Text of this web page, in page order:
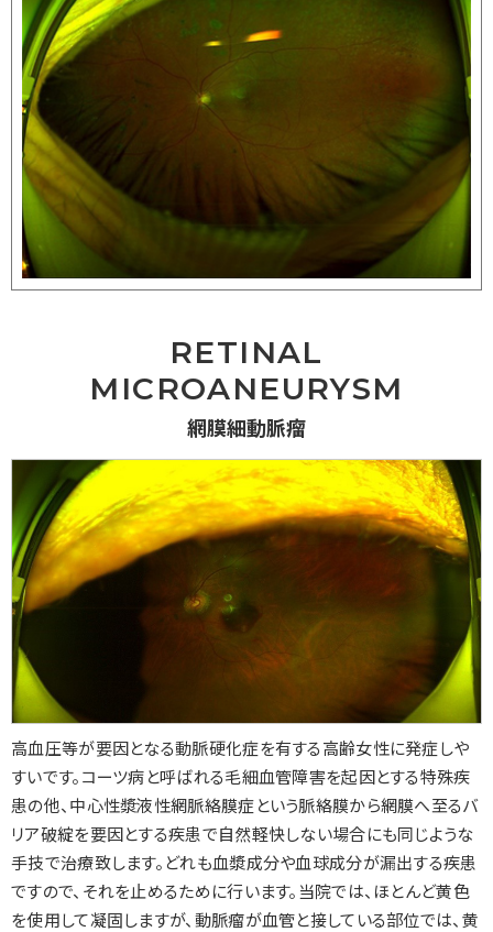
RETINAL
MICROANEURYSM
網膜細動脈瘤
高血圧等が要因となる動脈硬化症を有する高齢女性に発症しや
すいです。コーツ病と呼ばれる毛細血管障害を起因とする特殊疾
患の他、中心性漿液性網脈絡膜症という脈絡膜から網膜へ至るバ
リア破綻を要因とする疾患で自然軽快しない場合にも同じような
手技で治療致します。どれも血漿成分や血球成分が漏出する疾患
ですので、それを止めるために行います。当院では、ほとんど黄色
を使用して凝固しますが、動脈瘤が血管と接している部位では、黄